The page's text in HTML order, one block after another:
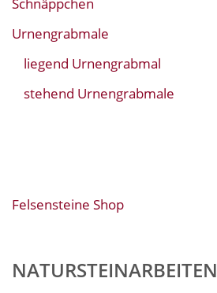
Urnengrabmale
liegend Urnengrabmal
stehend Urnengrabmale
Felsensteine Shop
NATURSTEINARBEITEN